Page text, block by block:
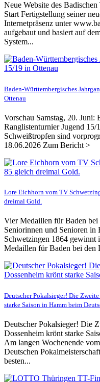
Neue Website des
Start Fertigstellung seiner
Internetpräsenz unter
aufgebaut und basiert auf
System...
Baden-Württembergisches
Ottenau
Vorschau Samstag, 20. Juni:
Ranglistenturnier Jugend
Schweißtropfen sind
18.06.2026 Zum Bericht >
Lore Eichhorn vom TV
dreimal Gold.
Vier Medaillen für Baden bei
Seniorinnen und Senioren
Schwetzingen 1864
Medaillen für Baden bei den
Deutscher Pokalsieger! Die
starke Saison in Hamm beim
Deutscher Pokalsieger! Die
Dossenheim krönt starke
Am langen Wochenende
Deutschen
besten...